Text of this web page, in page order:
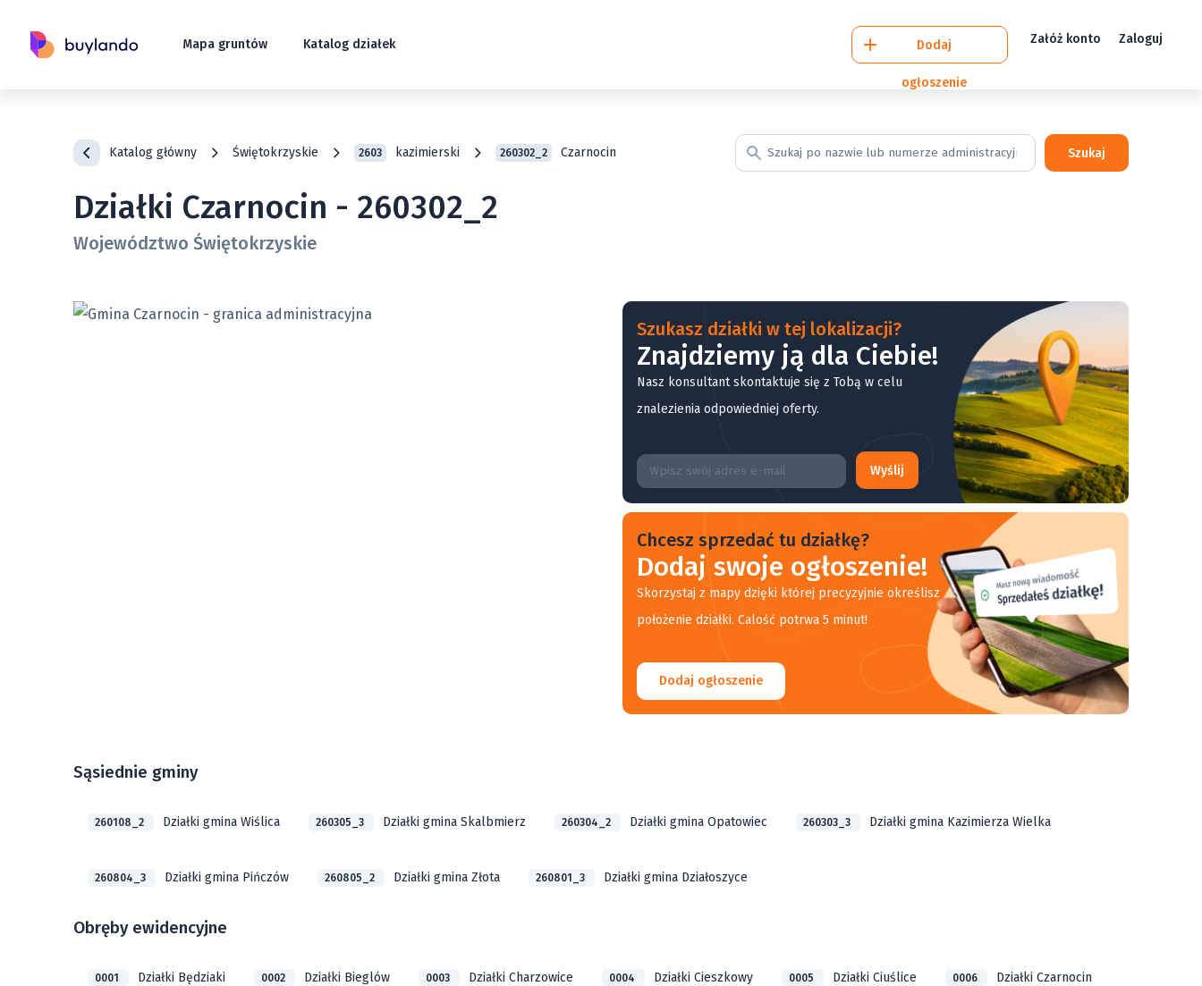
Mapa gruntów Katalog działek Dodaj
ogłoszenie
Załóż konto Zaloguj
Katalog główny Świętokrzyskie 2603 kazimierski 260302_2 Czarnocin Szukaj
Działki Czarnocin - 260302_2
Województwo Świętokrzyskie
Szukasz działki w tej lokalizacji?
Znajdziemy ją dla Ciebie!
Nasz konsultant skontaktuje się z Tobą w celu
znalezienia odpowiedniej oferty.
Wyślij
Chcesz sprzedać tu działkę?
Dodaj swoje ogłoszenie!
Skorzystaj z mapy dzięki której precyzyjnie określisz
położenie działki. Calość potrwa 5 minut!
Dodaj ogłoszenie
Sąsiednie gminy
260108_2 Działki gmina Wiślica 260305_3 Działki gmina Skalbmierz 260304_2 Działki gmina Opatowiec 260303_3 Działki gmina Kazimierza Wielka
260804_3 Działki gmina Pińczów 260805_2 Działki gmina Złota 260801_3 Działki gmina Działoszyce
Obręby ewidencyjne
0001 Działki Będziaki 0002 Działki Bieglów 0003 Działki Charzowice 0004 Działki Cieszkowy 0005 Działki Ciuślice 0006 Działki Czarnocin